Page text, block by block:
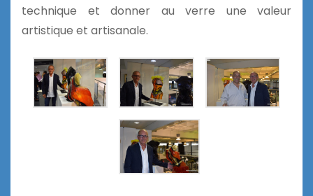
technique et donner au verre une valeur
artistique et artisanale.